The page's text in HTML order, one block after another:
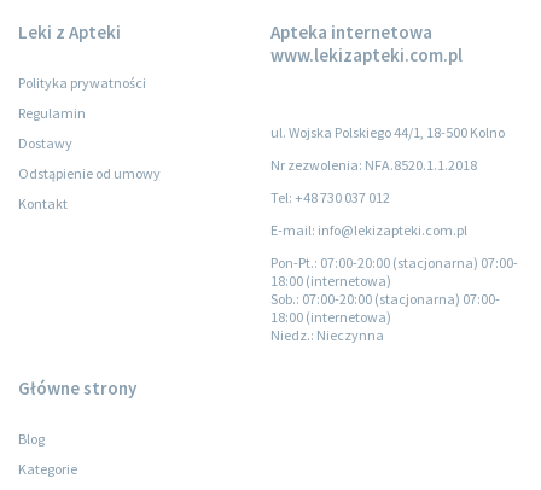
Leki z Apteki
Polityka prywatności
Regulamin
Dostawy
Odstąpienie od umowy
Kontakt
Apteka internetowa
www.lekizapteki.com.pl
ul. Wojska Polskiego 44/1, 18-500 Kolno
Nr zezwolenia: NFA.8520.1.1.2018
Tel: +48 730 037 012
E-mail: info@lekizapteki.com.pl
Pon-Pt.: 07:00-20:00 (stacjonarna) 07:00-
18:00 (internetowa)
Sob.: 07:00-20:00 (stacjonarna) 07:00-
18:00 (internetowa)
Niedz.: Nieczynna
Główne strony
Blog
Kategorie